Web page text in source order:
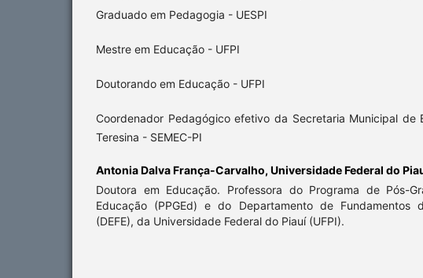
Graduado em Pedagogia - UESPI
Mestre em Educação - UFPI
Doutorando em Educação - UFPI
Coordenador Pedagógico efetivo da Secretaria Municipal de
Teresina - SEMEC-PI
Antonia Dalva França-Carvalho, Universidade Federal do
Doutora em Educação. Professora do Programa de Pós-
Educação (PPGEd) e do Departamento de Fundamentos
(DEFE), da Universidade Federal do Piauí (UFPI).